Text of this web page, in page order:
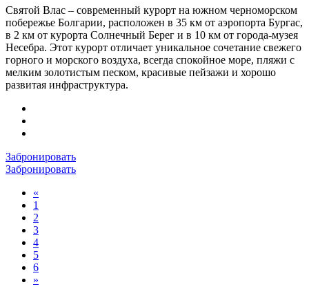
Святой Влас – современный курорт на южном черноморском
побережье Болгарии, расположен в 35 км от аэропорта Бургас,
в 2 км от курорта Солнечный Берег и в 10 км от города-музея
Несебра. Этот курорт отличает уникальное сочетание свежего
горного и морского воздуха, всегда спокойное море, пляжи с
мелким золотистым песком, красивые пейзажи и хорошо
развитая инфраструктура.
Забронировать
Забронировать
«
1
2
3
4
5
6
»